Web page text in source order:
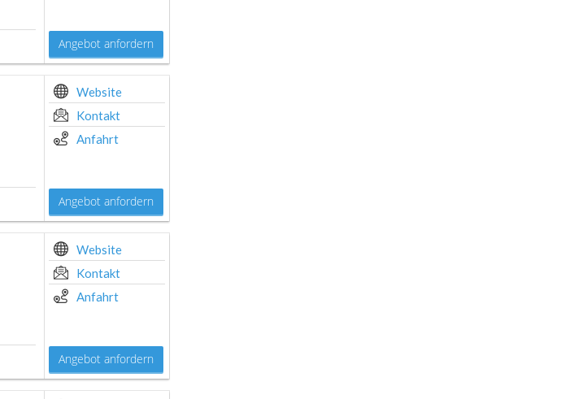
Angebot anfordern
Website
Kontakt
Anfahrt
Angebot anfordern
Website
Kontakt
Anfahrt
Angebot anfordern